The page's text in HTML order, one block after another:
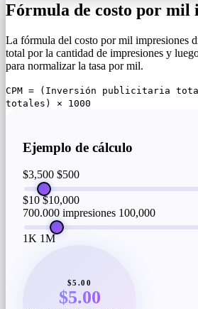
Fórmula de costo por mil
La fórmula del costo por mil impresiones
total por la cantidad de impresiones y
para normalizar la tasa por mil.
CPM = (Inversión publicitaria
totales) × 1000
Ejemplo de cálculo
$3,500 $500
$10 $10,000
700.000 impresiones 100,000
1K 1M
$5.00
$5.00